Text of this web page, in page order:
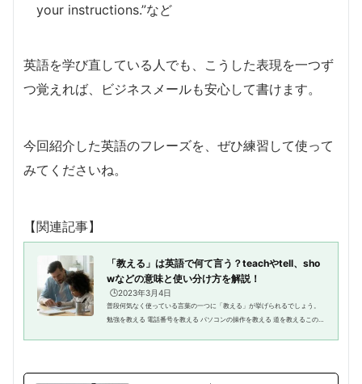
your instructions.”など
英語を学び直している人でも、こうした表現を一つず
つ覚えれば、ビジネスメールも安心して書けます。
今回紹介した英語のフレーズを、ぜひ練習して使って
みてくださいね。
【関連記事】
「教える」は英語で何て言う？teachやtell、sho
wなどの意味と使い分け方を解説！
🕒️2023年3月4日
普段何気なく使っている言葉の一つに「教える」が挙げられるでしょう。
勉強を教える 電話番号を教える パソコンの操作を教える 道を教えるこのよ